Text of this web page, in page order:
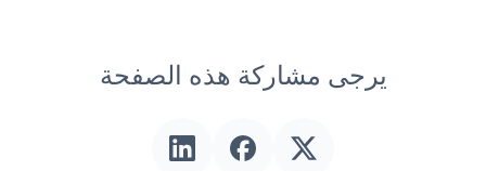
يرجى مشاركة هذه الصفحة